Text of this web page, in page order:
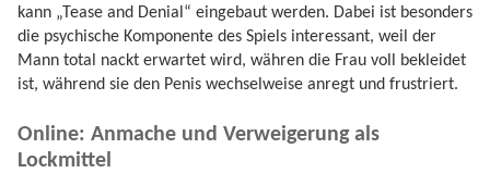
kann „Tease and Denial“ eingebaut werden. Dabei ist besonders
die psychische Komponente des Spiels interessant, weil der
Mann total nackt erwartet wird, währen die Frau voll bekleidet
ist, während sie den Penis wechselweise anregt und frustriert.
Online: Anmache und Verweigerung als
Lockmittel